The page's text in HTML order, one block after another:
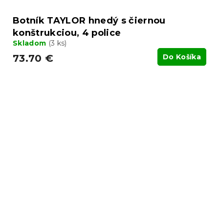
Botník TAYLOR hnedý s čiernou
konštrukciou, 4 police
Skladom (3 ks)
73.70 € Do Košíka